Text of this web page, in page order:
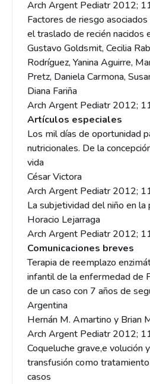
Arch Argent Pediatr 2012;
Factores de riesgo
el traslado de recién nacidos
Gustavo Goldsmit, Cecilia
Rodríguez, Yanina Aguirre,
Pretz, Daniela Carmona,
Diana Fariña
Arch Argent Pediatr 2012;
Artículos especiales
Los mil días de oportunidad
nutricionales. De la
vida
César Victora
Arch Argent Pediatr 2012;
La subjetividad del niño en
Horacio Lejarraga
Arch Argent Pediatr 2012;
Comunicaciones breves
Terapia de reemplazo
infantil de la enfermedad de
de un caso con 7 años de
Argentina
Hernán M. Amartino y Brian
Arch Argent Pediatr 2012;
Coqueluche grave,e volución
transfusión como
casos